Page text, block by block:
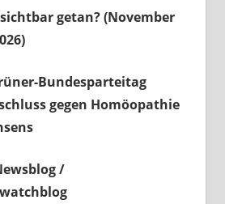
getan? (November
Bundesparteitag
gegen Homöopathie
/